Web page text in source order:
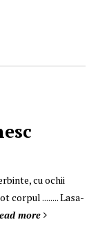
cu ochii
corpul ........ Lasa-
more